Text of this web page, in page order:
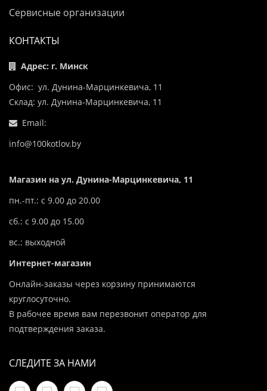
Сервисные организации
КОНТАКТЫ
Адрес: г. Минск
Офис: ул. Дунина-Марцинкевича, 11
Склад: ул. Дунина-Марцинкевича, 11
Email:
info@100kotlov.by
Магазин на ул. Дунина-Марцинкевича, 11
пн.-пт.: с 9.00 до 20.00
сб.: с 9.00 до 15.00
вс.: выходной
Интернет-магазин
Онлайн-заказы через корзину принимаются
круглосуточно.
В рабочее время вам перезвонит оператор для
подтверждения заказа.
СЛЕДИТЕ ЗА НАМИ